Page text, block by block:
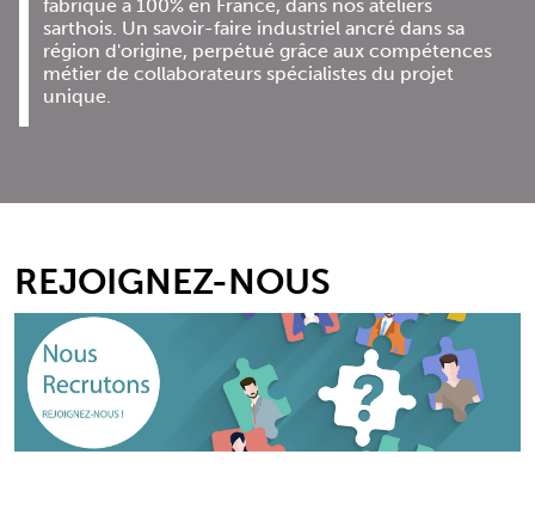
fabriqué à 100% en France, dans nos ateliers
sarthois. Un savoir-faire industriel ancré dans sa
région d'origine, perpétué grâce aux compétences
métier de collaborateurs spécialistes du projet
unique.
REJOIGNEZ-NOUS